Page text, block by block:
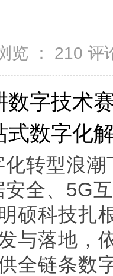
览 ： 210 评
数字技术
式数字化
化转型浪
安全、5G
硕科技扎
与落地，
全链条数